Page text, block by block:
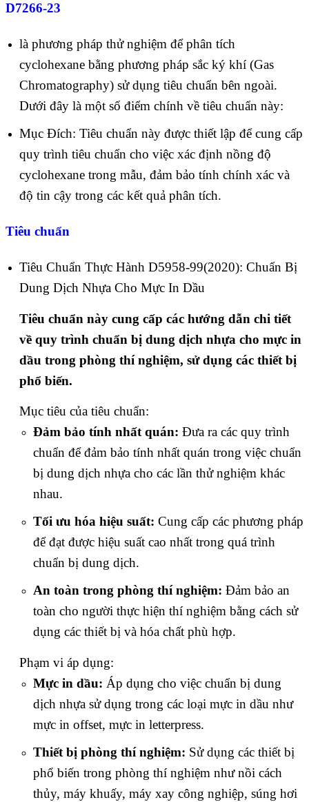
D7266-23
là phương pháp thử nghiệm để phân tích
cyclohexane bằng phương pháp sắc ký khí (Gas
Chromatography) sử dụng tiêu chuẩn bên ngoài.
Dưới đây là một số điểm chính về tiêu chuẩn này:
Mục Đích: Tiêu chuẩn này được thiết lập để cung cấp
quy trình tiêu chuẩn cho việc xác định nồng độ
cyclohexane trong mẫu, đảm bảo tính chính xác và
độ tin cậy trong các kết quả phân tích.
Tiêu chuẩn
Tiêu Chuẩn Thực Hành D5958-99(2020): Chuẩn Bị
Dung Dịch Nhựa Cho Mực In Dầu
Tiêu chuẩn này cung cấp các hướng dẫn chi tiết
về quy trình chuẩn bị dung dịch nhựa cho mực in
dầu trong phòng thí nghiệm, sử dụng các thiết bị
phổ biến.
Mục tiêu của tiêu chuẩn:
Đảm bảo tính nhất quán: Đưa ra các quy trình
chuẩn để đảm bảo tính nhất quán trong việc chuẩn
bị dung dịch nhựa cho các lần thử nghiệm khác
nhau.
Tối ưu hóa hiệu suất: Cung cấp các phương pháp
để đạt được hiệu suất cao nhất trong quá trình
chuẩn bị dung dịch.
An toàn trong phòng thí nghiệm: Đảm bảo an
toàn cho người thực hiện thí nghiệm bằng cách sử
dụng các thiết bị và hóa chất phù hợp.
Phạm vi áp dụng:
Mực in dầu: Áp dụng cho việc chuẩn bị dung
dịch nhựa sử dụng trong các loại mực in dầu như
mực in offset, mực in letterpress.
Thiết bị phòng thí nghiệm: Sử dụng các thiết bị
phổ biến trong phòng thí nghiệm như nồi cách
thủy, máy khuấy, máy xay công nghiệp, súng hơi